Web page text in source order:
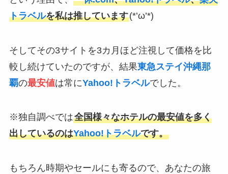
トラベルを私は推しています(*’ω’*)
そしてその3サイトを3カ月ほど注視して価格を比
較し続けていたのですが、結果東急ステイ沖縄那
覇の最安値は常にYahoo!トラベルでした。
※独自調べでは全国様々なホテルの最安値を多く
出しているのはYahoo!トラベルです。
もちろん時期やセールにも寄るので、あなたの旅